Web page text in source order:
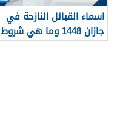
اسماء القبائل النازحة في
جازان 1448 وما هي شروط
تجنيسها